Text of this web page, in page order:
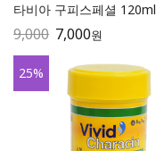
타비아 구피스페셜 120ml
9,000 7,000원
25%